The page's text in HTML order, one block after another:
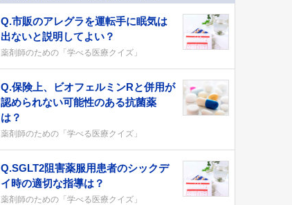
Q.市販のアレグラを運転手に眠気は
出ないと説明してよい？
薬剤師のための「学べる医療クイズ」
Q.保険上、ビオフェルミンRと併用が
認められない可能性のある抗菌薬
は？
薬剤師のための「学べる医療クイズ」
Q.SGLT2阻害薬服用患者のシックデ
イ時の適切な指導は？
薬剤師のための「学べる医療クイズ」